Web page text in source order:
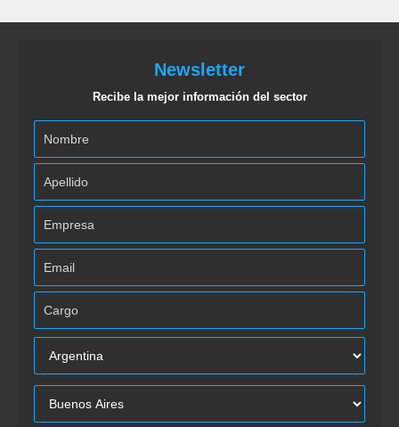
Newsletter
Recibe la mejor información del sector